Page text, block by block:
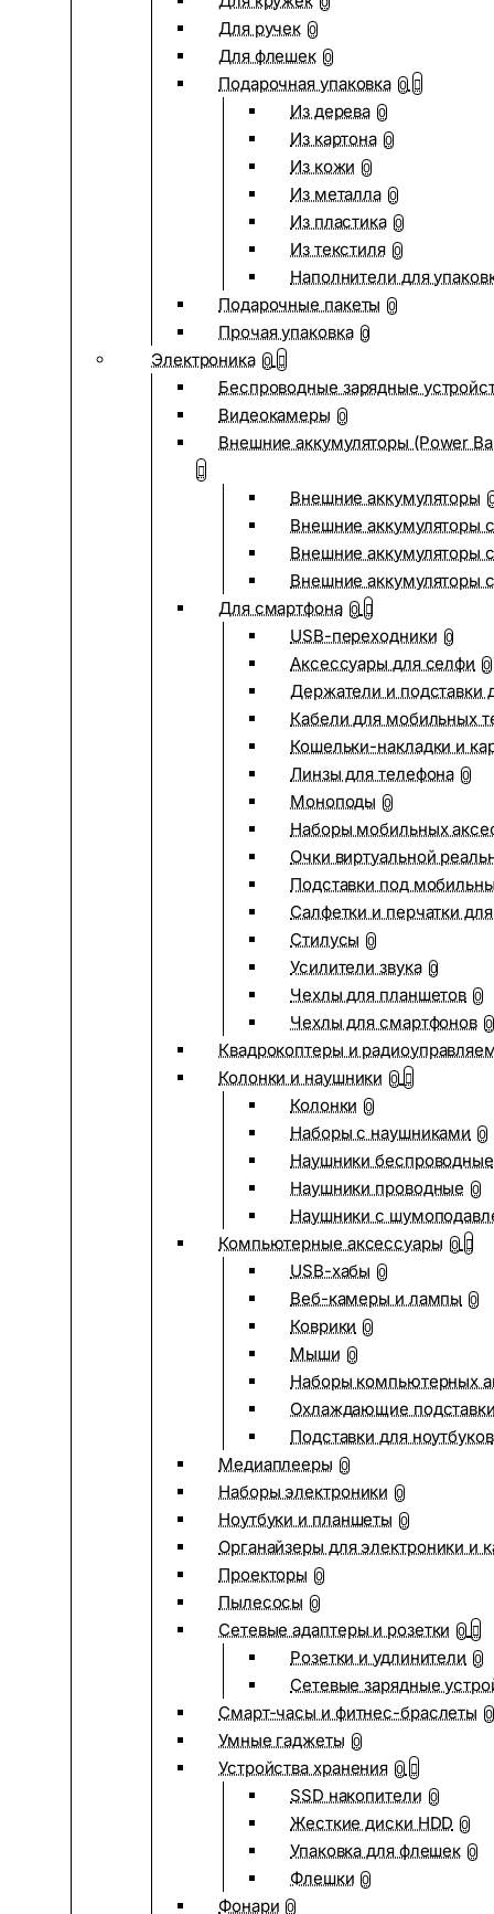
Для ручек 0
Для флешек 0
Подарочная упаковка 0
Из дерева 0
Из картона 0
Из кожи 0
Из металла 0
Из пластика 0
Из текстиля 0
Наполнители для
Подарочные пакеты 0
Прочая упаковка 0
Электроника 0
Беспроводные зарядные
Видеокамеры 0
Внешние аккумуляторы (Power
Внешние аккумуляторы
Внешние аккумуляторы
Внешние аккумуляторы
Внешние аккумуляторы
Для смартфона 0
USB-переходники 0
Аксессуары для селфи 0
Держатели и подставки
Кабели для мобильных
Кошельки-накладки и
Линзы для телефона 0
Моноподы 0
Наборы мобильных
Очки виртуальной
Подставки под
Салфетки и перчатки
Стилусы 0
Усилители звука 0
Чехлы для планшетов 0
Чехлы для смартфонов 0
Квадрокоптеры и
Колонки и наушники 0
Колонки 0
Наборы с наушниками 0
Наушники беспроводные
Наушники проводные 0
Наушники с
Компьютерные аксессуары 0
USB-хабы 0
Веб-камеры и лампы 0
Коврики 0
Мыши 0
Наборы компьютерных
Охлаждающие
Подставки для ноутбуков
Медиаплееры 0
Наборы электроники 0
Ноутбуки и планшеты 0
Органайзеры для электроники и
Проекторы 0
Пылесосы 0
Сетевые адаптеры и розетки 0
Розетки и удлинители 0
Сетевые зарядные
Смарт-часы и фитнес-браслеты 0
Умные гаджеты 0
Устройства хранения 0
SSD накопители 0
Жесткие диски HDD 0
Упаковка для флешек 0
Флешки 0
Фонари 0